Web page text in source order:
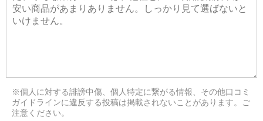
※個人に対する誹謗中傷、個人特定に繋がる情報、その他口コミ
ガイドラインに違反する投稿は掲載されないことがあります。ご
注意ください。